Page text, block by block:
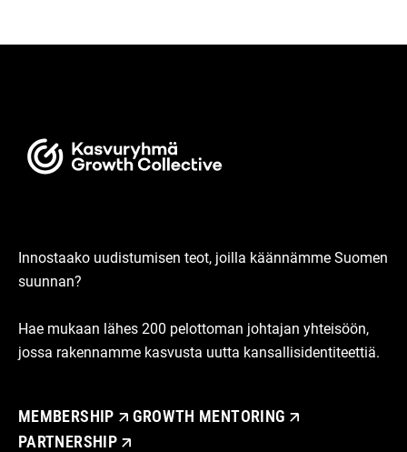
Innostaako uudistumisen teot, joilla käännämme Suomen
suunnan?
Hae mukaan lähes 200 pelottoman johtajan yhteisöön,
jossa rakennamme kasvusta uutta kansallisidentiteettiä.
MEMBERSHIP
GROWTH MENTORING
PARTNERSHIP